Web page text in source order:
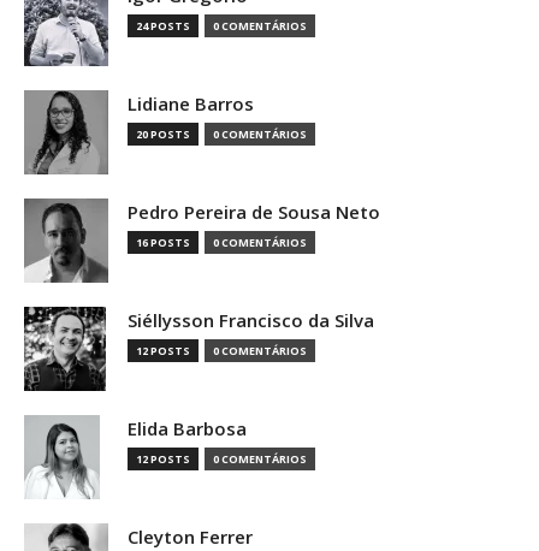
24 POSTS 0 COMENTÁRIOS
Lidiane Barros
20 POSTS 0 COMENTÁRIOS
Pedro Pereira de Sousa Neto
16 POSTS 0 COMENTÁRIOS
Siéllysson Francisco da Silva
12 POSTS 0 COMENTÁRIOS
Elida Barbosa
12 POSTS 0 COMENTÁRIOS
Cleyton Ferrer